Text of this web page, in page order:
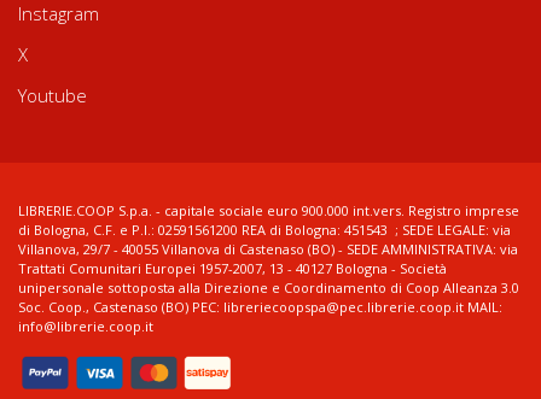
Instagram
X
Youtube
LIBRERIE.COOP S.p.a. - capitale sociale euro 900.000 int.vers. Registro imprese
di Bologna, C.F. e P.I.: 02591561200 REA di Bologna: 451543 ; SEDE LEGALE: via
Villanova, 29/7 - 40055 Villanova di Castenaso (BO) - SEDE AMMINISTRATIVA: via
Trattati Comunitari Europei 1957-2007, 13 - 40127 Bologna - Società
unipersonale sottoposta alla Direzione e Coordinamento di Coop Alleanza 3.0
Soc. Coop., Castenaso (BO) PEC: libreriecoopspa@pec.librerie.coop.it MAIL:
info@librerie.coop.it